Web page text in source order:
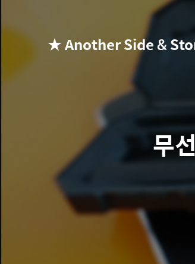
★ Another Side &
무